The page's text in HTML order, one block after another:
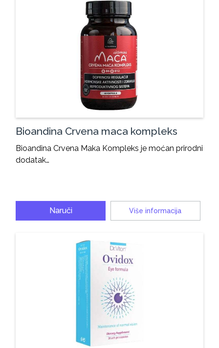
Bioandina Crvena maca kompleks
Bioandina Crvena Maka Kompleks je moćan prirodni
dodatak…
Naruči Više informacija